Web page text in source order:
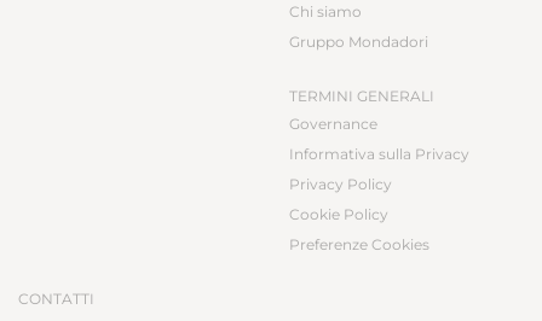
Chi siamo
Gruppo Mondadori
TERMINI GENERALI
Governance
Informativa sulla Privacy
Privacy Policy
Cookie Policy
Preferenze Cookies
CONTATTI